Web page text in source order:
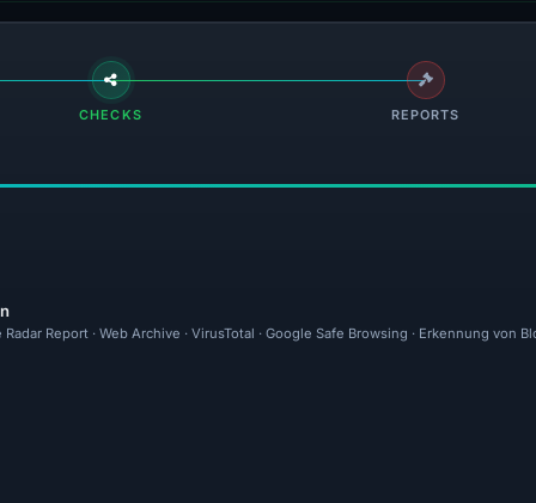
CHECKS REPORTS
Radar Report · Web Archive · VirusTotal · Google Safe Browsing · Erkennung